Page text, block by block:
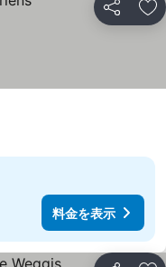
シェア お
料金を表示